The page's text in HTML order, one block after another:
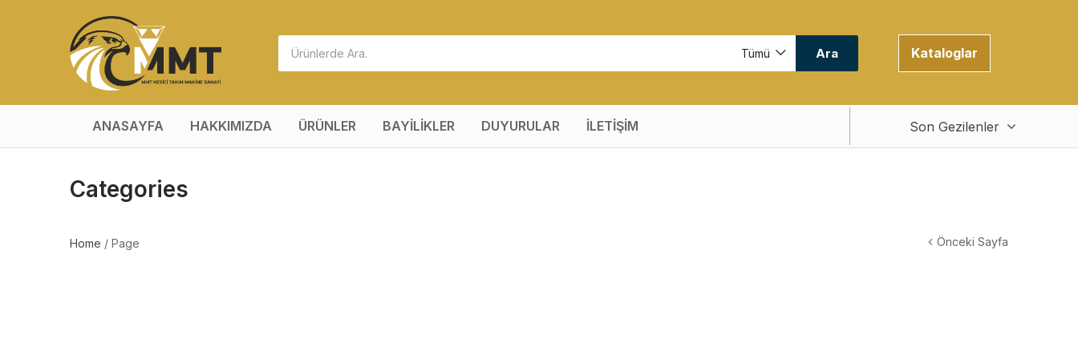
Tümü Ara Kataloglar
ANASAYFA HAKKIMIZDA ÜRÜNLER BAYİLİKLER DUYURULAR İLETİŞİM Son Gezilenler
Categories
Home / Page Önceki Sayfa